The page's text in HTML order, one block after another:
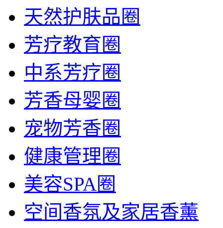
天然护肤品圈
芳疗教育圈
中系芳疗圈
芳香母婴圈
宠物芳香圈
健康管理圈
美容SPA圈
空间香氛及家居香薰